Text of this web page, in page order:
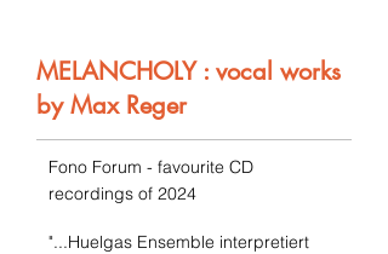
MELANCHOLY : vocal works
by Max Reger
Fono Forum - favourite CD
recordings of 2024
"...Huelgas Ensemble interpretiert